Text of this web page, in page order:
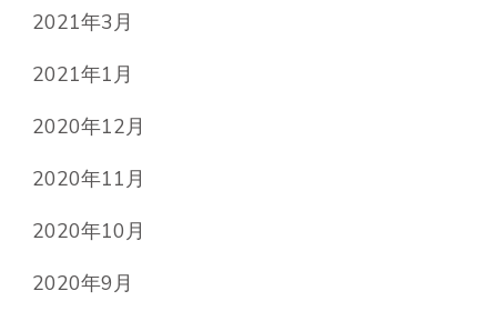
2021年3月
2021年1月
2020年12月
2020年11月
2020年10月
2020年9月